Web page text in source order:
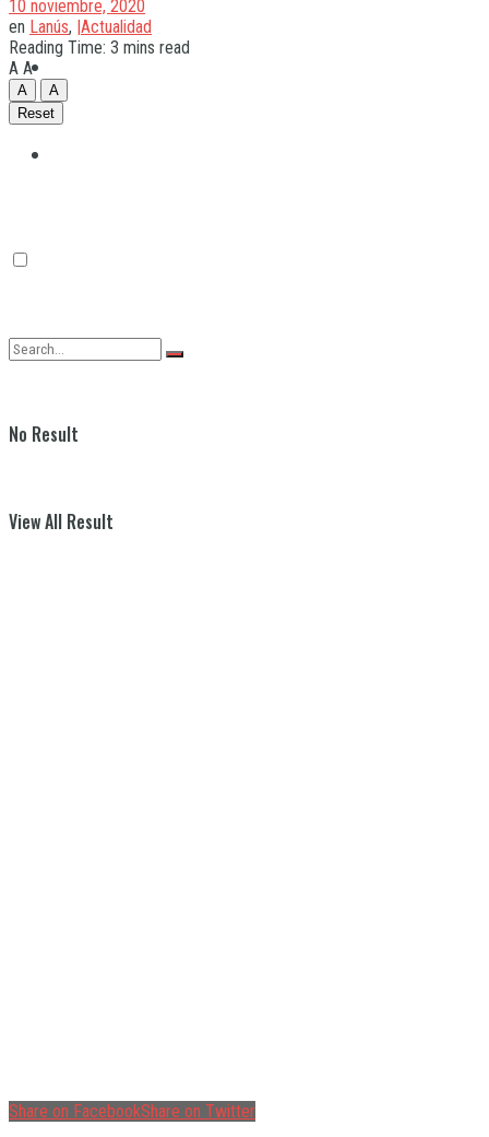
No Result
View All Result
10 noviembre, 2020
en Lanús, |Actualidad
Reading Time: 3 mins read
A A
A
A
Reset
Share on FacebookShare on Twitter